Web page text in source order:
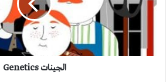
الجينات Genetics